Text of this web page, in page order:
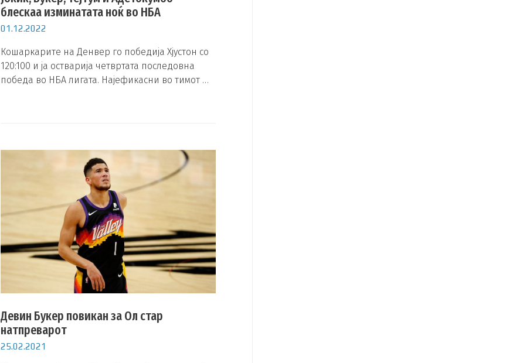
блескаа изминатата ноќ во НБА
01.12.2022
Кошаркарите на Денвер го победија Хјустон со
120:100 и ја остварија четвртата последовна
победа во НБА лигата. Најефикасни во тимот …
Девин Букер повикан за Ол стар
натпреварот
25.02.2021